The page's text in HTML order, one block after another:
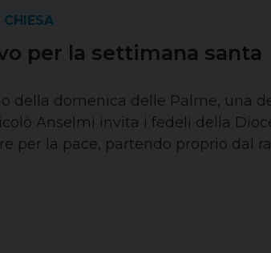
per la settimana santa
della domenica delle Palme, una
Anselmi invita i fedeli della
per la pace, partendo proprio dal